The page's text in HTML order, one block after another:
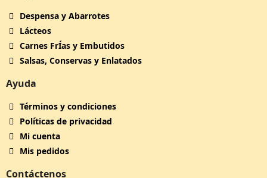
Despensa y Abarrotes
Lácteos
Carnes FrÍ­as y Embutidos
Salsas, Conservas y Enlatados
Ayuda
Términos y condiciones
Políticas de privacidad
Mi cuenta
Mis pedidos
Contáctenos